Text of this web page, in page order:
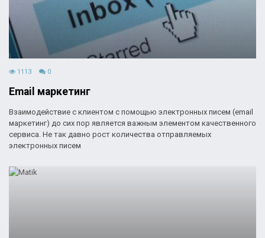
1113 0
Email маркетинг
Взаимодействие с клиентом с помощью электронных писем (email
маркетинг) до сих пор является важным элементом качественного
сервиса. Не так давно рост количества отправляемых
электронных писем